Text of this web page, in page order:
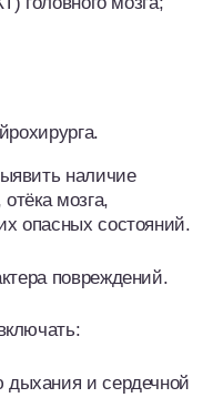
наличие
мозга,
опасных состояний.
повреждений.
дыхания и сердечной